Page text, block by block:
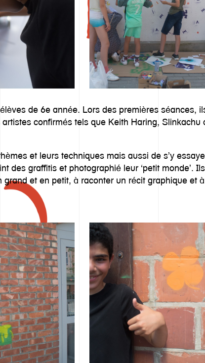
de 6e année. Lors des premières séances,
confirmés tels que Keith Haring, Slinkachu
et leurs techniques mais aussi de s’y
des graffitis et photographié leur ‘petit monde’.
et en petit, à raconter un récit graphique et